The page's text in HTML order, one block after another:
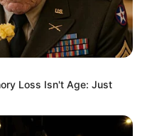
Loss Isn't Age: Just